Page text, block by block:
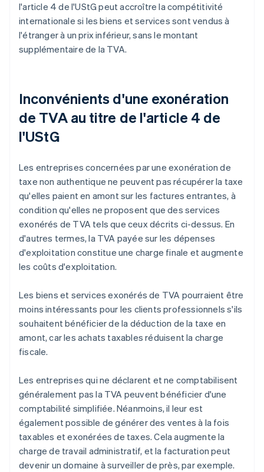
l'article 4 de l'UStG peut accroître la compétitivité
internationale si les biens et services sont vendus à
l'étranger à un prix inférieur, sans le montant
supplémentaire de la TVA.
Inconvénients d'une exonération
de TVA au titre de l'article 4 de
l'UStG
Les entreprises concernées par une exonération de
taxe non authentique ne peuvent pas récupérer la taxe
qu'elles paient en amont sur les factures entrantes, à
condition qu'elles ne proposent que des services
exonérés de TVA tels que ceux décrits ci-dessus. En
d'autres termes, la TVA payée sur les dépenses
d'exploitation constitue une charge finale et augmente
les coûts d'exploitation.
Les biens et services exonérés de TVA pourraient être
moins intéressants pour les clients professionnels s'ils
souhaitent bénéficier de la déduction de la taxe en
amont, car les achats taxables réduisent la charge
fiscale.
Les entreprises qui ne déclarent et ne comptabilisent
généralement pas la TVA peuvent bénéficier d'une
comptabilité simplifiée. Néanmoins, il leur est
également possible de générer des ventes à la fois
taxables et exonérées de taxes. Cela augmente la
charge de travail administratif, et la facturation peut
devenir un domaine à surveiller de près, par exemple.